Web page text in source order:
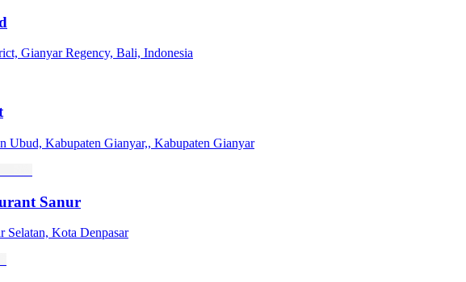
Gianyar Regency, Bali, Indonesia
Ubud, Kabupaten Gianyar,, Kabupaten Gianyar
Sanur
Selatan, Kota Denpasar